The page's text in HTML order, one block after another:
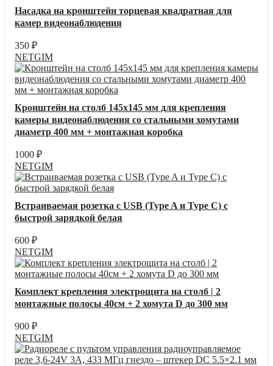
Насадка на кронштейн торцевая квадратная для
камер видеонаблюдения
350 ₽
NETGIM
Кронштейн на столб 145х145 мм для крепления
камеры видеонаблюдения со стальными хомутами
диаметр 400 мм + монтажная коробка
1000 ₽
NETGIM
Встраиваемая розетка с USB (Type A и Type C) с
быстрой зарядкой белая
600 ₽
NETGIM
Комплект крепления электрощита на столб | 2
монтажные полосы 40см + 2 хомута D до 300 мм
900 ₽
NETGIM